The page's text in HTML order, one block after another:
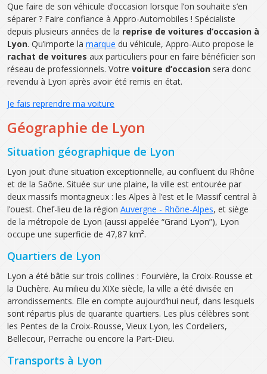
Que faire de son véhicule d’occasion lorsque l’on souhaite s’en
séparer ? Faire confiance à Appro-Automobiles ! Spécialiste
depuis plusieurs années de la reprise de voitures d’occasion à
Lyon. Qu’importe la marque du véhicule, Appro-Auto propose le
rachat de voitures aux particuliers pour en faire bénéficier son
réseau de professionnels. Votre voiture d’occasion sera donc
revendu à Lyon après avoir été remis en état.
Je fais reprendre ma voiture
Géographie de Lyon
Situation géographique de Lyon
Lyon jouit d’une situation exceptionnelle, au confluent du Rhône
et de la Saône. Située sur une plaine, la ville est entourée par
deux massifs montagneux : les Alpes à l’est et le Massif central à
l’ouest. Chef-lieu de la région Auvergne - Rhône-Alpes, et siège
de la métropole de Lyon (aussi appelée “Grand Lyon”), Lyon
occupe une superficie de 47,87 km².
Quartiers de Lyon
Lyon a été bâtie sur trois collines : Fourvière, la Croix-Rousse et
la Duchère. Au milieu du XIXe siècle, la ville a été divisée en
arrondissements. Elle en compte aujourd’hui neuf, dans lesquels
sont répartis plus de quarante quartiers. Les plus célèbres sont
les Pentes de la Croix-Rousse, Vieux Lyon, les Cordeliers,
Bellecour, Perrache ou encore la Part-Dieu.
Transports à Lyon